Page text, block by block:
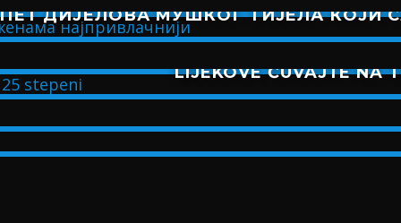
ДИЈЕЛОВА МУШКОГ ТИЈЕЛА КОЈИ
LIJEKOVE ČUVAJTE NA